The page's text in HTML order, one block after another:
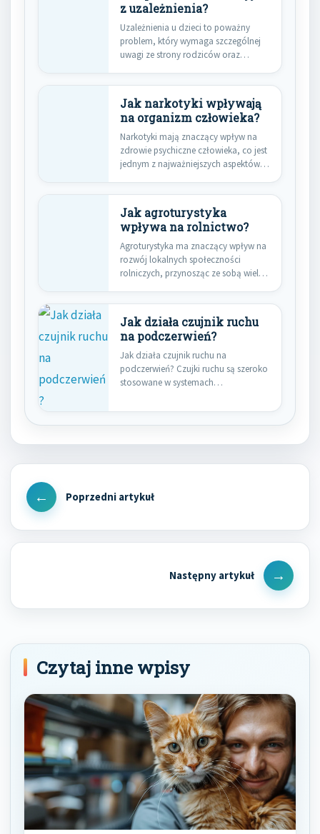
z uzależnienia?
Uzależnienia u dzieci to poważny
problem, który wymaga szczególnej
uwagi ze strony rodziców oraz
Jak narkotyki wpływają
na organizm człowieka?
Narkotyki mają znaczący wpływ na
zdrowie psychiczne człowieka, co jest
jednym z najważniejszych aspektów
Jak agroturystyka
wpływa na rolnictwo?
Agroturystyka ma znaczący wpływ na
rozwój lokalnych społeczności
rolniczych, przynosząc ze sobą wiele
Jak działa czujnik ruchu
na podczerwień?
Jak działa czujnik ruchu na
podczerwień? Czujki ruchu są szeroko
stosowane w systemach
Nawigacja
wpisu
Previous
Next
Post
Czytaj inne wpisy